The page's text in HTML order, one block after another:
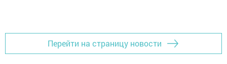
Перейти на страницу новости